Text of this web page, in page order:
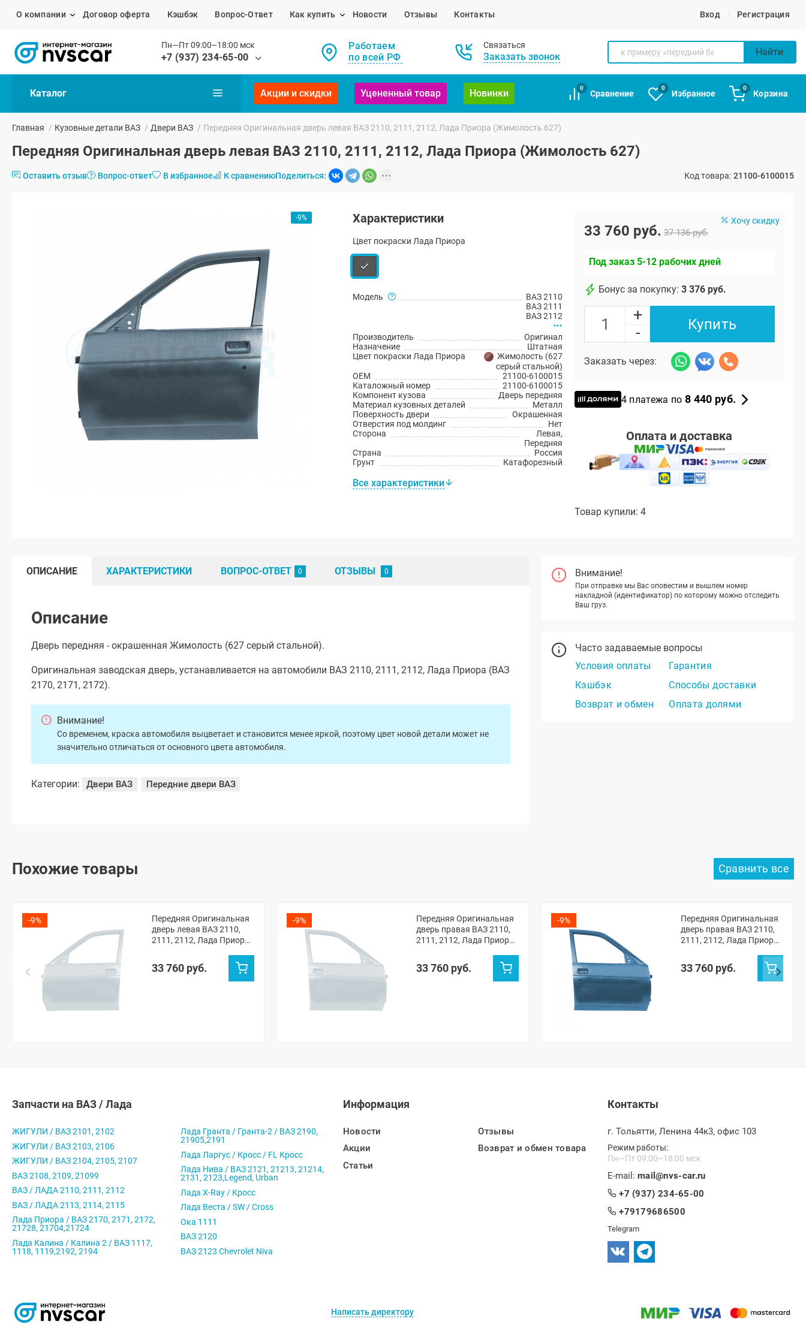
О компании Договор оферта Кэшбэк Вопрос-Ответ Как купить Новости Отзывы Контакты Вход Регистрация
Пн—Пт 09:00–18:00 мск
+7 (937) 234-65-00
Работаем
по всей РФ
Связаться
Заказать звонок Найти
Каталог Акции и скидки Уцененный товар Новинки
0
Сравнение
0
Избранное
0
Корзина
Главная / Кузовные детали ВАЗ / Двери ВАЗ / Передняя Оригинальная дверь левая ВАЗ 2110, 2111, 2112, Лада Приора (Жимолость 627)
Передняя Оригинальная дверь левая ВАЗ 2110, 2111, 2112, Лада Приора (Жимолость 627)
Оставить отзыв Вопрос-ответ В избранное К сравнениюПоделиться: Код товара: 21100-6100015
-9% Характеристики
Цвет покраски Лада Приора
Модель
ВАЗ 2110
ВАЗ 2111
ВАЗ 2112
Производитель
Оригинал
Назначение
Штатная
Цвет покраски Лада Приора
Жимолость (627
серый стальной)
OEM
21100-6100015
Каталожный номер
21100-6100015
Компонент кузова
Дверь передняя
Материал кузовных деталей
Металл
Поверхность двери
Окрашенная
Отверстия под молдинг
Нет
Сторона
Левая,
Передняя
Страна
Россия
Грунт
Катафорезный
Все характеристики
Хочу скидку
33 760 руб. 37 136 руб.
Под заказ 5-12 рабочих дней
Бонус за покупку: 3 376 руб.
+
-
Купить
Заказать через:
4 платежа по 8 440 руб.
Оплата и доставка
Товар купили: 4
Внимание!
При отправке мы Вас оповестим и вышлем номер
накладной (идентификатор) по которому можно отследить
Ваш груз.
Часто задаваемые вопросы
Условия оплаты
Гарантия
Кэшбэк
Способы доставки
Возврат и обмен
Оплата долями
ОПИСАНИЕ ХАРАКТЕРИСТИКИ ВОПРОС-ОТВЕТ ОТЗЫВЫ
Описание
Дверь передняя - окрашенная Жимолость (627 серый стальной).
Оригинальная заводская дверь, устанавливается на автомобили ВАЗ 2110, 2111, 2112, Лада Приора (ВАЗ
2170, 2171, 2172).
Внимание!
Со временем, краска автомобиля выцветает и становится менее яркой, поэтому цвет новой детали может не
значительно отличаться от основного цвета автомобиля.
Категории: Двери ВАЗ Передние двери ВАЗ
Похожие товары
-9%
Передняя Оригинальная
дверь левая ВАЗ 2110,
2111, 2112, Лада Приора
33 760 руб.
-9%
Передняя Оригинальная
дверь правая ВАЗ 2110,
2111, 2112, Лада Приора
33 760 руб.
-9%
Передняя Оригинальная
дверь правая ВАЗ 2110,
2111, 2112, Лада Приора
33 760 руб.
Запчасти на ВАЗ / Лада
ЖИГУЛИ / ВАЗ 2101, 2102
ЖИГУЛИ / ВАЗ 2103, 2106
ЖИГУЛИ / ВАЗ 2104, 2105, 2107
ВАЗ 2108, 2109, 21099
ВАЗ / ЛАДА 2110, 2111, 2112
ВАЗ / ЛАДА 2113, 2114, 2115
Лада Приора / ВАЗ 2170, 2171, 2172,
21728, 21704,21724
Лада Калина / Калина 2 / ВАЗ 1117,
1118, 1119,2192, 2194
Лада Гранта / Гранта-2 / ВАЗ 2190,
21905,2191
Лада Ларгус / Кросс / FL Кросс
Лада Нива / ВАЗ 2121, 21213, 21214,
2131, 2123,Legend, Urban
Лада X-Ray / Кросс
Лада Веста / SW / Cross
Ока 1111
ВАЗ 2120
ВАЗ 2123 Chevrolet Niva
Информация
Новости
Акции
Статьи
Отзывы
Возврат и обмен товара
Контакты
г. Тольятти, Ленина 44к3, офис 103
Режим работы:
Пн—Пт 09:00–18:00 мск
E-mail: mail@nvs-car.ru
+7 (937) 234-65-00
+79179686500
Telegram
Написать директору